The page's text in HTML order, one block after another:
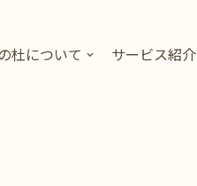
杜について サービス紹介